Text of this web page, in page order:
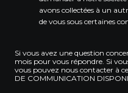
avons collectées à un
de vous sous certaines
Si vous avez une question
mois pour vous répondre. Si
vous pouvez nous contacter à
DE COMMUNICATION